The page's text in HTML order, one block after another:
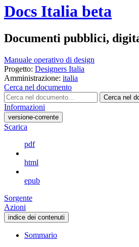
Docs Italia beta
Documenti pubblici,
Manuale operativo di design
Progetto: Designers Italia
Amministrazione: italia
Cerca nel documento
Cerca nel
Informazioni
versione-corrente
Scarica
pdf
html
epub
Sorgente
Azioni
indice dei contenuti
Sommario